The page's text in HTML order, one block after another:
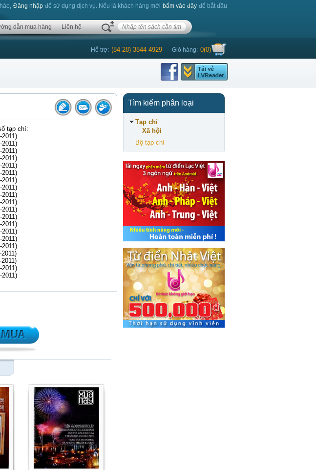
Đăng nhập để sử dụng dịch vụ. Nếu là khách hàng mới bấm vào đây để bắt đầu
dẫn mua hàng Liên hệ
Hỗ trợ: (84-28) 3844 4929 Giỏ hàng: 0(0)
Tìm kiếm phân loại
Tạp chí
Xã hội
Bộ tạp chí
tạp chí: